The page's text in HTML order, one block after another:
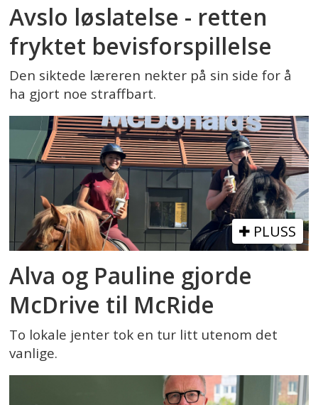
Avslo løslatelse - retten
fryktet bevisforspillelse
Den siktede læreren nekter på sin side for å
ha gjort noe straffbart.
PLUSS
Alva og Pauline gjorde
McDrive til McRide
To lokale jenter tok en tur litt utenom det
vanlige.